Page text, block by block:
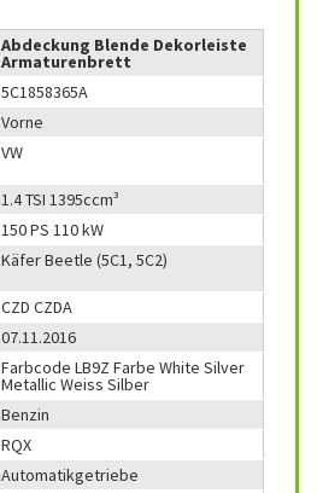
Abdeckung Blende Dekorleiste
Armaturenbrett
5C1858365A
Vorne
VW
1.4 TSI 1395ccm³
150 PS 110 kW
Käfer Beetle (5C1, 5C2)
CZD CZDA
07.11.2016
Farbcode LB9Z Farbe White Silver
Metallic Weiss Silber
Benzin
RQX
Automatikgetriebe